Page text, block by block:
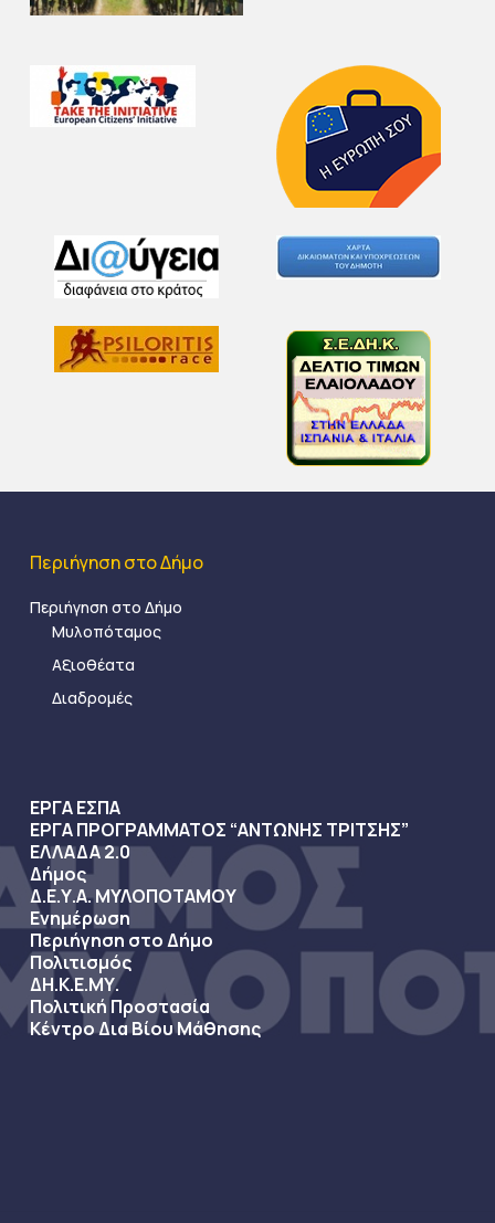
Περιήγηση στο Δήμο
Περιήγηση στο Δήμο
Μυλοπόταμος
Αξιοθέατα
Διαδρομές
ΕΡΓΑ ΕΣΠΑ
ΕΡΓΑ ΠΡΟΓΡΑΜΜΑΤΟΣ “ΑΝΤΩΝΗΣ ΤΡΙΤΣΗΣ”
ΕΛΛΑΔΑ 2.0
Δήμος
Δ.Ε.Υ.Α. ΜΥΛΟΠΟΤΑΜΟΥ
Ενημέρωση
Περιήγηση στο Δήμο
Πολιτισμός
ΔΗ.Κ.Ε.ΜΥ.
Πολιτική Προστασία
Κέντρο Δια Βίου Μάθησης